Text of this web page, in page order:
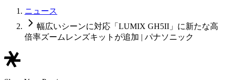
ニュース
幅広いシーンに対応「LUMIX GH5II」に新たな高
倍率ズームレンズキットが追加 | パナソニック